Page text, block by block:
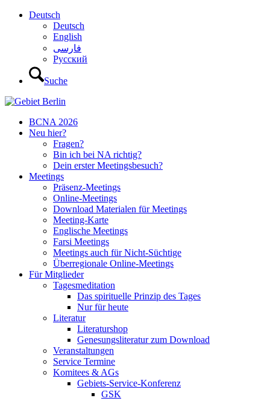
Deutsch
Deutsch
English
فارسی
Русский
Suche
BCNA 2026
Neu hier?
Fragen?
Bin ich bei NA richtig?
Dein erster Meetingsbesuch?
Meetings
Präsenz-Meetings
Online-Meetings
Download Materialen für Meetings
Meeting-Karte
Englische Meetings
Farsi Meetings
Meetings auch für Nicht-Süchtige
Überregionale Online-Meetings
Für Mitglieder
Tagesmeditation
Das spirituelle Prinzip des Tages
Nur für heute
Literatur
Literaturshop
Genesungsliteratur zum Download
Veranstaltungen
Service Termine
Komitees & AGs
Gebiets-Service-Konferenz
GSK